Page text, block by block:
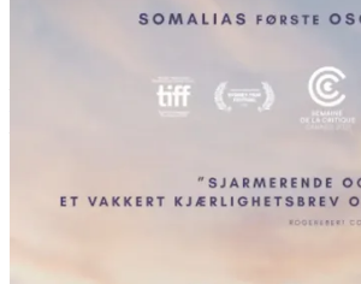
Somalias første Oscar-kandidat noensinne!
utenfor Djibouti med tenåringssønnen
situasjon desperat. Operasjonen koster like
spillefilmen til den finsk-somaliske